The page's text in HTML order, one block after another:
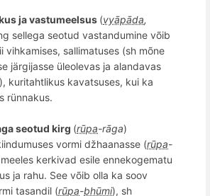
ja vastumeelsus (vyāpāda,
sellega seotud vastandumine võib
vihkamises, sallimatuses (sh mõne
järgijasse üleolevas ja alandavas
kuritahtlikus kavatsuses, kui ka
rünnakus.
seotud kirg (rūpa-rāga)
vormi džhaanasse (rūpa-
kerkivad esile ennekogematu
ja rahu. See võib olla ka soov
tasandil (rūpa-bhūmi), sh